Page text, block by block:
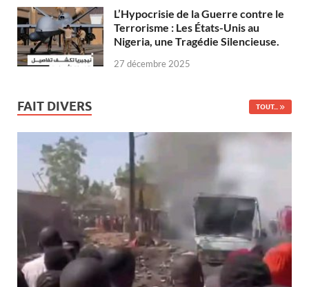
L’Hypocrisie de la Guerre contre le
Terrorisme : Les États-Unis au
Nigeria, une Tragédie Silencieuse.
27 décembre 2025
FAIT DIVERS TOUT...